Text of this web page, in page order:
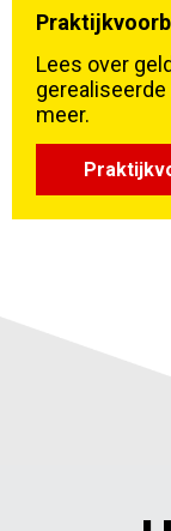
Lees over
gerealiseerde
meer.